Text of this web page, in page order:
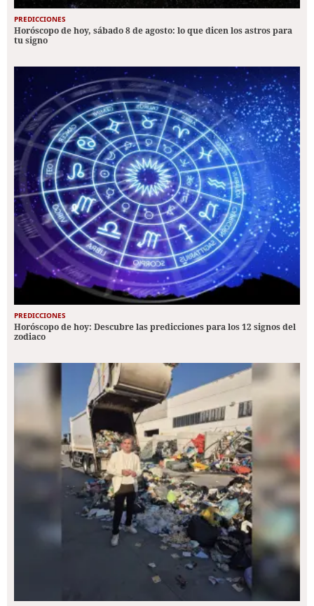
PREDICCIONES
Horóscopo de hoy, sábado 8 de agosto: lo que dicen los astros para
tu signo
PREDICCIONES
Horóscopo de hoy: Descubre las predicciones para los 12 signos del
zodiaco